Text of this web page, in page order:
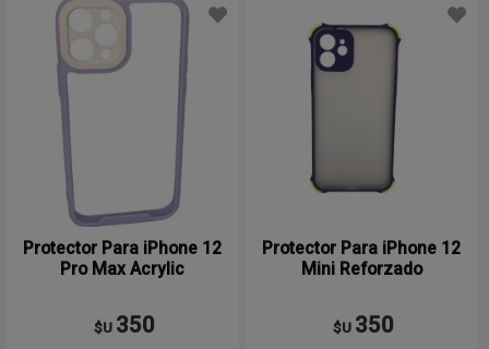
Protector Para iPhone 12
Pro Max Acrylic
$U 350
Protector Para iPhone 12
Mini Reforzado
$U 350